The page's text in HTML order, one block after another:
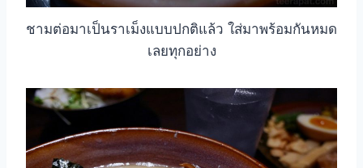
ชามต่อมาเป็นราเม็งแบบปกติแล้ว ใส่มาพร้อมกันหมด
เลยทุกอย่าง